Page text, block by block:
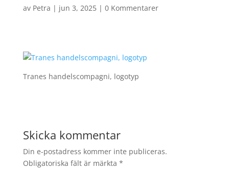
av Petra | jun 3, 2025| 0 Kommentarer
Tranes handelscompagni, logotyp
Skicka kommentar
Din e-postadress kommer inte publiceras.
Obligatoriska fält är märkta *